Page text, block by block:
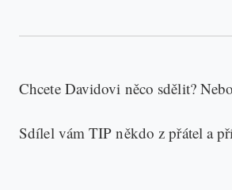
Chcete Davidovi něco sdělit?
Sdílel vám TIP někdo z přátel a